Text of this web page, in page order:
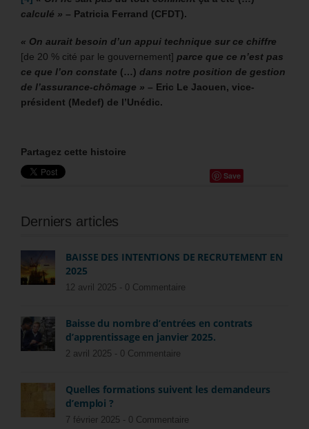
calculé » – Patricia Ferrand (CFDT).
« On aurait besoin d’un appui technique sur ce chiffre
[de 20 % cité par le gouvernement] parce que ce n’est pas
ce que l’on constate (…) dans notre position de gestion
de l’assurance-chômage » – Eric Le Jaouen, vice-
président (Medef) de l’Unédic.
Partagez cette histoire
Save
Derniers articles
BAISSE DES INTENTIONS DE RECRUTEMENT EN
2025
12 avril 2025 - 0 Commentaire
Baisse du nombre d’entrées en contrats
d’apprentissage en janvier 2025.
2 avril 2025 - 0 Commentaire
Quelles formations suivent les demandeurs
d’emploi ?
7 février 2025 - 0 Commentaire